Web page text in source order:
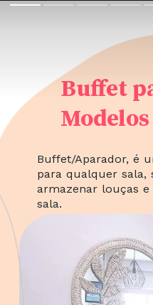
Buffet/Aparador, é
para qualquer sala,
armazenar louças
sala.
Buffet